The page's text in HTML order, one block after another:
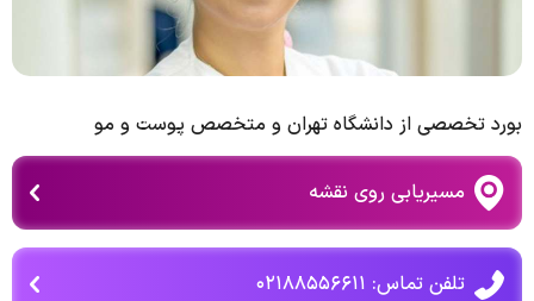
بورد تخصصی از دانشگاه تهران و متخصص پوست و مو
مسیریابی روی نقشه
تلفن تماس: ۰۲۱۸۸۵۵۶۶۱۱